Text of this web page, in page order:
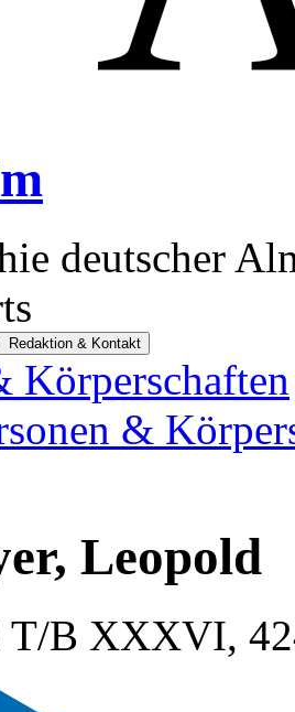
deutscher
Redaktion & Kontakt
Körperschaften
&
Leopold
T/B XXXVI,